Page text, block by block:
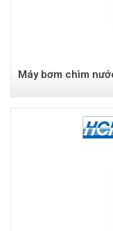
Máy bơm chìm